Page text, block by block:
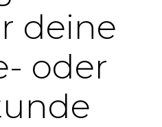
deine
oder